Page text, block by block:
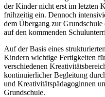
der Kinder nicht erst im letzten
frühzeitig ein. Dennoch
dem Übergang zur
auf den kommenden
Auf der Basis eines
Kindern wichtige Fertigkeiten
verschiedenen
kontinuierlicher Begleitung
und Kreativitätspädagoginnen
Grundschule.